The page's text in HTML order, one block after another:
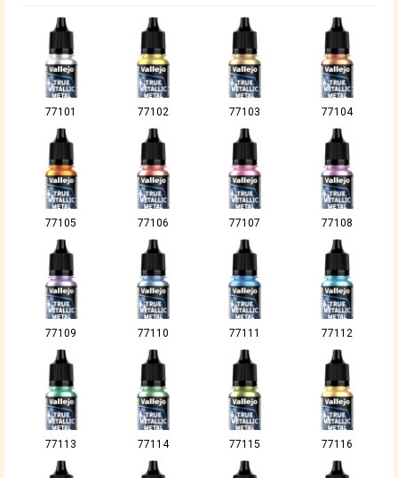
77101 77102 77103 77104
77105 77106 77107 77108
77109 77110 77111 77112
77113 77114 77115 77116